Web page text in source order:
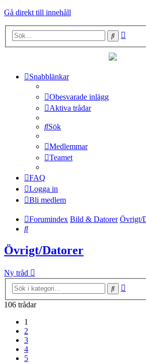
Gå direkt till innehåll
Sök
Snabblänkar
Obesvarade inlägg
Aktiva trådar
Sök
Medlemmar
Teamet
FAQ
Logga in
Bli medlem
Forumindex Bild & Datorer Övrigt/
Sök
Övrigt/Datorer
Ny tråd
Sök
106 trådar
1
2
3
4
5